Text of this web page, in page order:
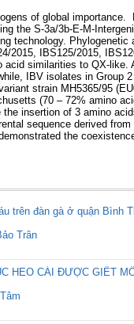
of global
the S-3a/3b-E-M-
technology.
2015, IBS125/2015,
acid similarities to QX-
IBV isolates in Group
strain MH5365/95
(70 – 72% amino
insertion of 3 amino
sequence derived
the
trên đàn gà ở quận Bình
Trân
HEO CÁI ĐƯỢC GIẾT